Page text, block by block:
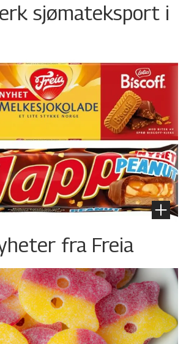
sjømateksport i
fra Freia